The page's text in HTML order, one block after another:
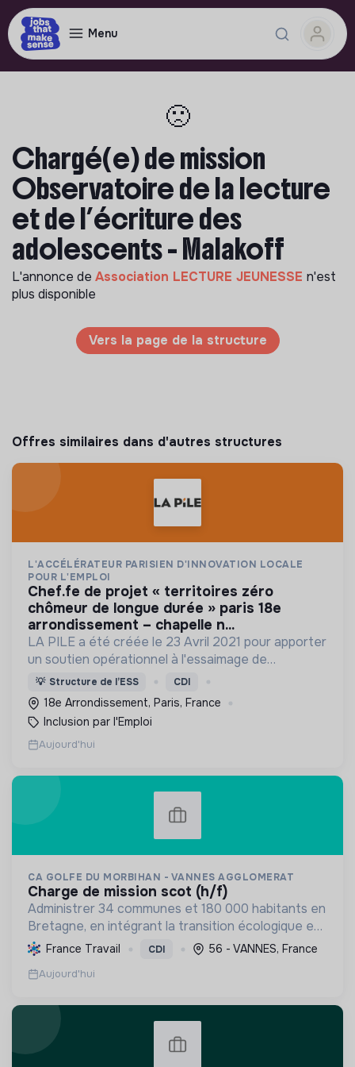
Menu
🙁
Chargé(e) de mission
Observatoire de la lecture
et de l’écriture des
adolescents - Malakoff
L'annonce de Association LECTURE JEUNESSE n'est
plus disponible
Vers la page de la structure
Offres similaires dans d'autres structures
L'ACCÉLÉRATEUR PARISIEN D'INNOVATION LOCALE
POUR L'EMPLOI
chef.fe de projet « territoires zéro
chômeur de longue durée » paris 18e
arrondissement – chapelle n...
LA PILE a été créée le 23 Avril 2021 pour apporter
un soutien opérationnel à l'essaimage de
l’expérimentation "Territoires Zéro Chômeur de
Longue Durée" à Paris
💡 Structure de l’ESS CDI
18e Arrondissement, Paris, France
Inclusion par l'Emploi
Aujourd'hui
CA GOLFE DU MORBIHAN - VANNES AGGLOMERAT
charge de mission scot (h/f)
Administrer 34 communes et 180 000 habitants en
Bretagne, en intégrant la transition écologique et
sociale par une planification résiliente, des achats
durables et le soutien à l'économie verte.
France Travail CDI 56 - VANNES, France
Aujourd'hui